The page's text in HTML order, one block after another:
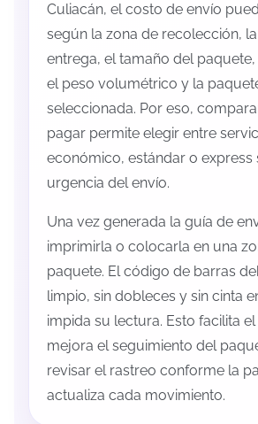
Culiacán, el costo de envío
según la zona de recolección,
entrega, el tamaño del
el peso volumétrico y la
seleccionada. Por eso,
pagar permite elegir entre
económico, estándar o express
urgencia del envío.
Una vez generada la guía de
imprimirla o colocarla en una
paquete. El código de barras
limpio, sin dobleces y sin cinta
impida su lectura. Esto facilita
mejora el seguimiento del
revisar el rastreo conforme la
actualiza cada movimiento.